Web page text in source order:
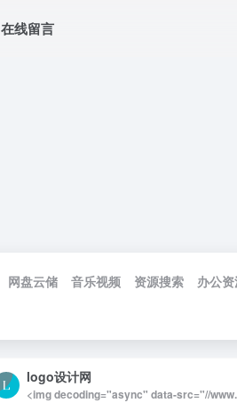
在线留言
网盘云储 音乐视频 资源搜索 办公
logo设计网